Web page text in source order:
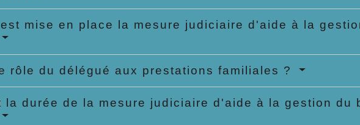
est mise en place la mesure judiciaire d'aide à la
rôle du délégué aux prestations familiales ?
la durée de la mesure judiciaire d'aide à la gestion du